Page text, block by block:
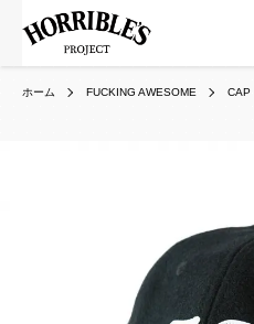
ホーム FUCKING AWESOME CAP